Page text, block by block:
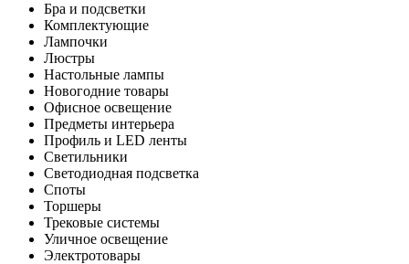
Бра и подсветки
Комплектующие
Лампочки
Люстры
Настольные лампы
Новогодние товары
Офисное освещение
Предметы интерьера
Профиль и LED ленты
Светильники
Светодиодная подсветка
Споты
Торшеры
Трековые системы
Уличное освещение
Электротовары